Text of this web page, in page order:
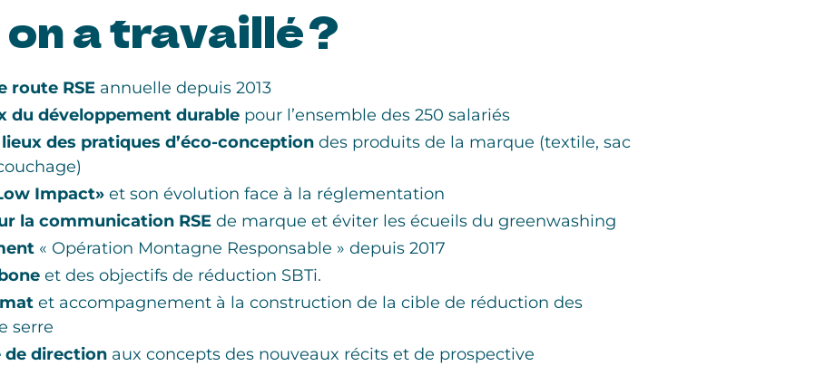
on a travaillé ?
route RSE annuelle depuis 2013
du développement durable pour l’ensemble des 250 salariés
des pratiques d’éco-conception des produits de la marque (textile, sac
Impact» et son évolution face à la réglementation
la communication RSE de marque et éviter les écueils du greenwashing
« Opération Montagne Responsable » depuis 2017
et des objectifs de réduction SBTi.
et accompagnement à la construction de la cible de réduction des
serre
de direction aux concepts des nouveaux récits et de prospective